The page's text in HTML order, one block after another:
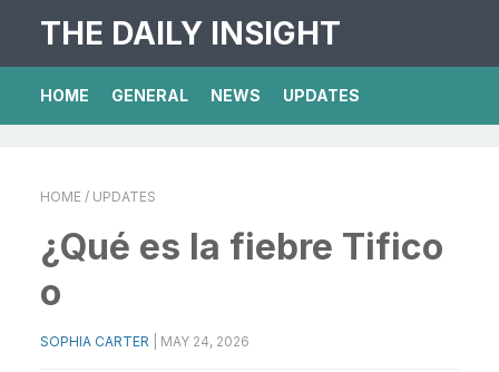
THE DAILY INSIGHT
HOME GENERAL NEWS UPDATES
HOME / UPDATES
¿Qué es la fiebre Tifico
o
SOPHIA CARTER MAY 24, 2026